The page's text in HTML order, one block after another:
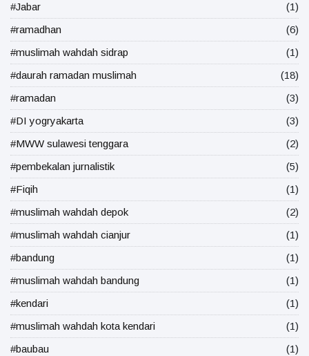
#Jabar
(1)
#ramadhan
(6)
#muslimah wahdah sidrap
(1)
#daurah ramadan muslimah
(18)
#ramadan
(3)
#DI yogryakarta
(3)
#MWW sulawesi tenggara
(2)
#pembekalan jurnalistik
(5)
#Fiqih
(1)
#muslimah wahdah depok
(2)
#muslimah wahdah cianjur
(1)
#bandung
(1)
#muslimah wahdah bandung
(1)
#kendari
(1)
#muslimah wahdah kota kendari
(1)
#baubau
(1)